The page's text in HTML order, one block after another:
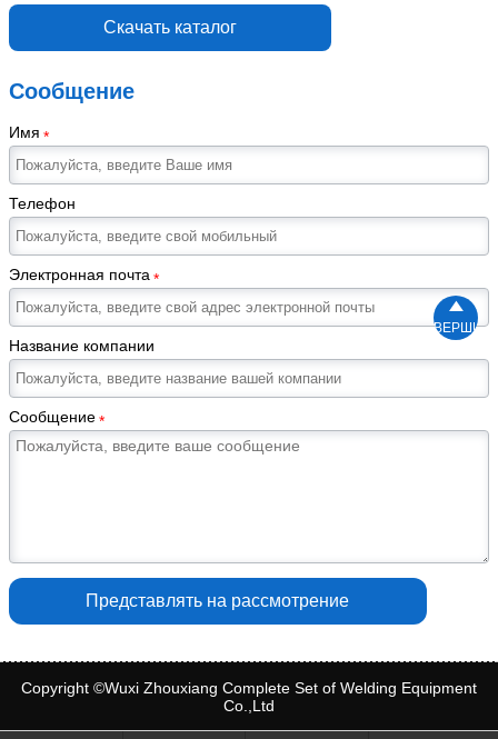
Скачать каталог
Сообщение
Имя *
Телефон
Электронная почта *
Название компании
Сообщение*
Представлять на рассмотрение
Copyright ©Wuxi Zhouxiang Complete Set of Welding Equipment
Co.,Ltd
